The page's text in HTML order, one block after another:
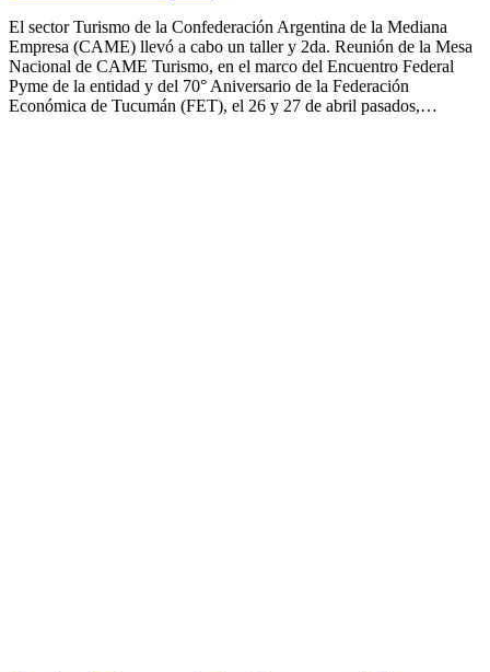
El sector Turismo de la Confederación Argentina de la Mediana
Empresa (CAME) llevó a cabo un taller y 2da. Reunión de la Mesa
Nacional de CAME Turismo, en el marco del Encuentro Federal
Pyme de la entidad y del 70° Aniversario de la Federación
Económica de Tucumán (FET), el 26 y 27 de abril pasados,…